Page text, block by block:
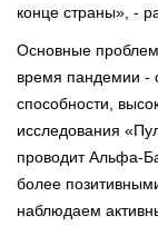
конце страны», -
Основные
время пандемии -
способности,
исследования
проводит Альфа-
более
наблюдаем